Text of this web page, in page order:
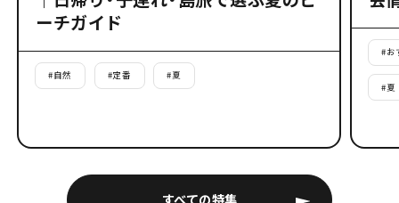
すべての特集
ーチガイド
#自然 #定番 #夏
#お
#夏